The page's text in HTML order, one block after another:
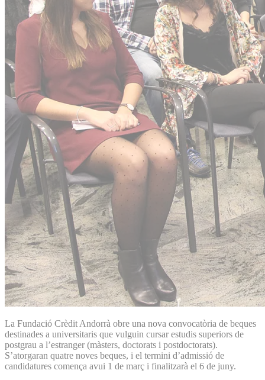
La Fundació Crèdit Andorrà obre una nova convocatòria de beques
destinades a universitaris que vulguin cursar estudis superiors de
postgrau a l’estranger (màsters, doctorats i postdoctorats).
S’atorgaran quatre noves beques, i el termini d’admissió de
candidatures comença avui 1 de març i finalitzarà el 6 de juny.